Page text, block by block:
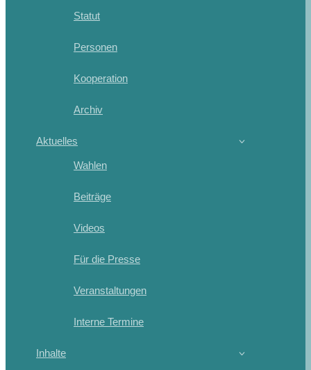
Statut
Personen
Kooperation
Archiv
Aktuelles
Wahlen
Beiträge
Videos
Für die Presse
Veranstaltungen
Interne Termine
Inhalte